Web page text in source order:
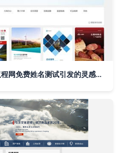
网站彩页设计权威观点 汉程网免费姓名测试引发的灵感更新